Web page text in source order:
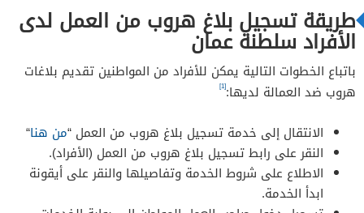
طريقة تسجيل بلاغ هروب من العمل لدى
الأفراد سلطنة عمان
باتباع الخطوات التالية يمكن للأفراد من المواطنين تقديم بلاغات
هروب ضد العمالة لديها:[1]
الانتقال إلى خدمة تسجيل بلاغ هروب من العمل “من هنا“
النقر على رابط تسجيل بلاغ هروب من العمل (الأفراد).
الاطلاع على شروط الخدمة وتفاصيلها والنقر على أيقونة
ابدأ الخدمة.